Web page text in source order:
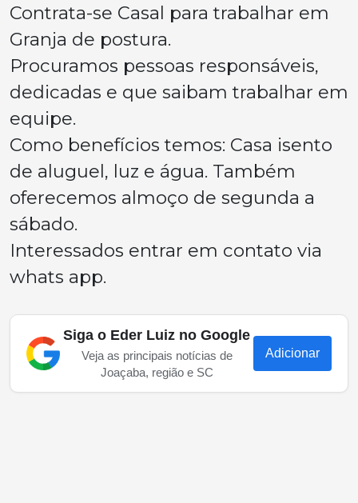
Contrata-se Casal para trabalhar em
Granja de postura.
Procuramos pessoas responsáveis,
dedicadas e que saibam trabalhar em
equipe.
Como benefícios temos: Casa isento
de aluguel, luz e água. Também
oferecemos almoço de segunda a
sábado.
Interessados entrar em contato via
whats app.
Siga o Eder Luiz no Google
Veja as principais notícias de
Joaçaba, região e SC
Adicionar